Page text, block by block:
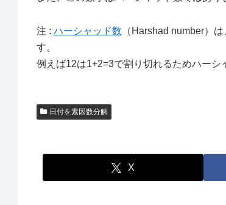
注 : ハーシャッド数 （Harshad number）
す。
例えば12は1+2=3で割り切れるためハーシ
日付を素因数分解
X